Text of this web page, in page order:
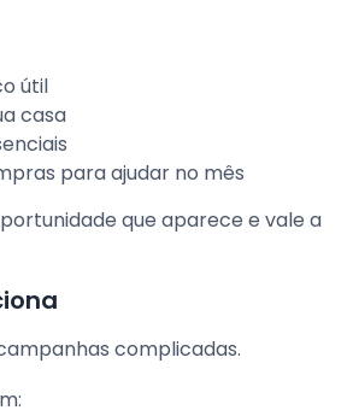
útil
casa
para ajudar no mês
que aparece e vale a
complicadas.